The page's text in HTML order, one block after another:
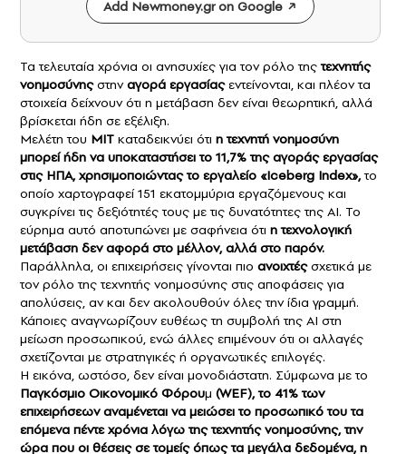
Add Newmoney.gr on Google
Τα τελευταία χρόνια οι ανησυχίες για τον ρόλο τηςτεχνητής
νοημοσύνης στηναγορά εργασίαςεντείνονται, και πλέον τα
στοιχεία δείχνουν ότι η μετάβαση δεν είναι θεωρητική, αλλά
βρίσκεται ήδη σε εξέλιξη.
Μελέτη του MIT καταδεικνύει ότι η τεχνητή νοημοσύνη
μπορεί ήδη να υποκαταστήσει το 11,7% της αγοράς εργασίας
στις ΗΠΑ, χρησιμοποιώντας το εργαλείο «Iceberg Index»,το
οποίο χαρτογραφεί 151 εκατομμύρια εργαζόμενους και
συγκρίνει τις δεξιότητές τους με τις δυνατότητες της AI. Το
εύρημα αυτό αποτυπώνει με σαφήνεια ότι η τεχνολογική
μετάβαση δεν αφορά στο μέλλον, αλλά στο παρόν.
Παράλληλα, οι επιχειρήσεις γίνονται πιο ανοιχτέςσχετικά με
τον ρόλο της τεχνητής νοημοσύνης στις αποφάσεις για
απολύσεις, αν και δεν ακολουθούν όλες την ίδια γραμμή.
Κάποιες αναγνωρίζουν ευθέως τη συμβολή της AI στη
μείωση προσωπικού, ενώ άλλες επιμένουν ότι οι αλλαγές
σχετίζονται με στρατηγικές ή οργανωτικές επιλογές.
Η εικόνα, ωστόσο, δεν είναι μονοδιάστατη. Σύμφωνα με το
Παγκόσμιο Οικονομικό Φόρουμ (WEF), το 41% των
επιχειρήσεων αναμένεται να μειώσει το προσωπικό του τα
επόμενα πέντε χρόνια λόγω της τεχνητής νοημοσύνης, την
ώρα που οι θέσεις σε τομείς όπως τα μεγάλα δεδομένα, η